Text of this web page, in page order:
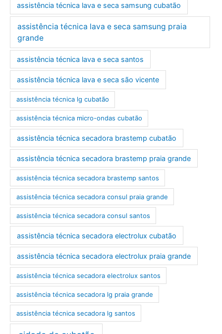
assistência técnica lava e seca samsung cubatão
assistência técnica lava e seca samsung praia
grande
assistência técnica lava e seca santos
assistência técnica lava e seca são vicente
assistência técnica lg cubatão
assistência técnica micro-ondas cubatão
assistência técnica secadora brastemp cubatão
assistência técnica secadora brastemp praia grande
assistência técnica secadora brastemp santos
assistência técnica secadora consul praia grande
assistência técnica secadora consul santos
assistência técnica secadora electrolux cubatão
assistência técnica secadora electrolux praia grande
assistência técnica secadora electrolux santos
assistência técnica secadora lg praia grande
assistência técnica secadora lg santos